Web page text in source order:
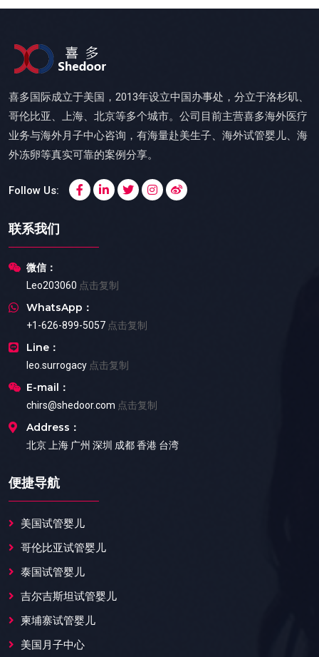
喜多国际成立于美国，2013年设立中国办事处，分立于洛杉矶、
哥伦比亚、上海、北京等多个城市。公司目前主营喜多海外医疗
业务与海外月子中心咨询，有海量赴美生子、海外试管婴儿、海
外冻卵等真实可靠的案例分享。
Follow Us:
联系我们
微信：
Leo203060 点击复制
WhatsApp：
+1-626-899-5057 点击复制
Line：
leo.surrogacy 点击复制
E-mail：
chirs@shedoor.com 点击复制
Address：
北京 上海 广州 深圳 成都 香港 台湾
便捷导航
美国试管婴儿
哥伦比亚试管婴儿
泰国试管婴儿
吉尔吉斯坦试管婴儿
柬埔寨试管婴儿
美国月子中心